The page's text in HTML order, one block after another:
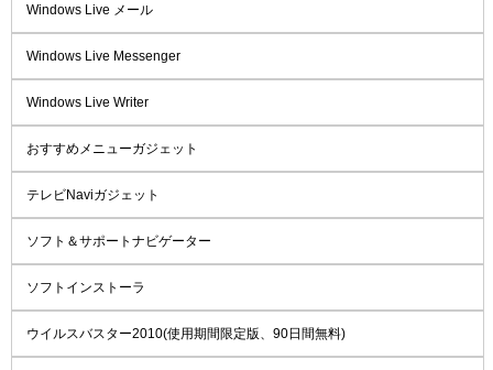
Windows Live メール
Windows Live Messenger
Windows Live Writer
おすすめメニューガジェット
テレビNaviガジェット
ソフト＆サポートナビゲーター
ソフトインストーラ
ウイルスバスター2010(使用期間限定版、90日間無料)